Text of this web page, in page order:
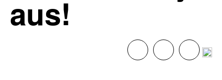
aus!